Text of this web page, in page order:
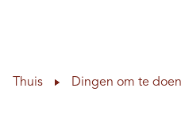
Thuis Dingen om te doen